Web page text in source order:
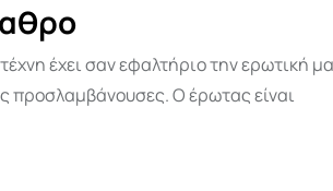
έχει σαν εφαλτήριο την
προσλαμβάνουσες. Ο έρωτας είναι